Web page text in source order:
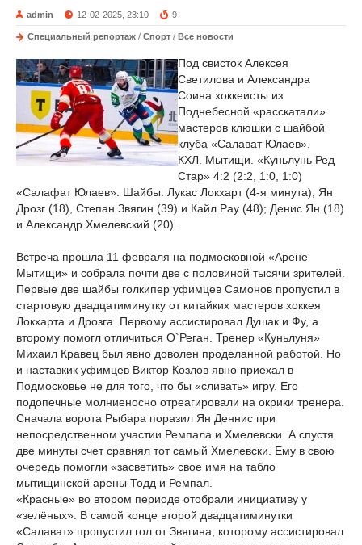
admin 12-02-2025, 23:10 9
Специальный репортаж / Спорт / Все новости
Под свисток Алексея
Светилова и Александра
Соина хоккеисты из
Поднебесной «расскатали»
мастеров клюшки с шайбой
клуба «Салават Юлаев».
КХЛ. Мытищи. «Куньлунь Ред
Стар» 4:2 (2:2, 1:0, 1:0)
«Салафат Юлаев». Шайбы: Лукас Локхарт (4-я минута), Ян
Дрозг (18), Степан Звягин (39) и Кайл Рау (48); Денис Ян (18)
и Александр Хмелевский (20).
Встреча прошла 11 февраля на подмосковной «Арене
Мытищи» и собрала почти две с половиной тысячи зрителей.
Первые две шайбы голкипер уфимцев Самонов пропустил в
стартовую двадцатиминутку от китайких мастеров хоккея
Локхарта и Дрозга. Первому ассистировал Душак и Фу, а
второму помогл отличиться О`Реган. Тренер «Куньлуня»
Михаил Кравец был явно доволен проделанной работой. Но
и наставкик уфимцев Виктор Козлов явно приехал в
Подмосковье не для того, что бы «сливать» игру. Его
подопечные молниеносно отреагировали на окрики тренера.
Сначала ворота Рыбара поразил Ян Деннис при
непосредственном участии Ремпала и Хмелевски. А спустя
две минуты счет сравнял тот самый Хмелевски. Ему в свою
очередь помогли «засветить» свое имя на табло
мытищинской арены Тодд и Ремпал.
«Красные» во втором периоде отобрали инициативу у
«зелёных». В самой конце второй двадцатиминутки
«Салават» пропустил гол от Звягина, которому ассистировал